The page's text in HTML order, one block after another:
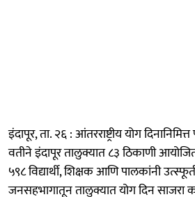
इंदापूर, ता. २६ : आंतरराष्ट्रीय योग
वतीने इंदापूर तालुक्यात ८३ ठिकाणी
५९८ विद्यार्थी, शिक्षक आणि पालकांनी
जनसहभागातून तालुक्यात योग दिन साजरा